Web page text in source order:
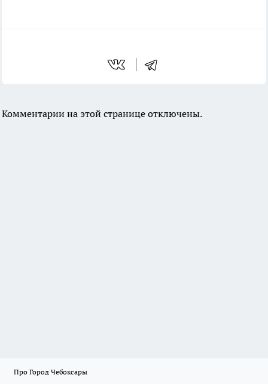
Комментарии на этой странице отключены.
Про Город Чебоксары